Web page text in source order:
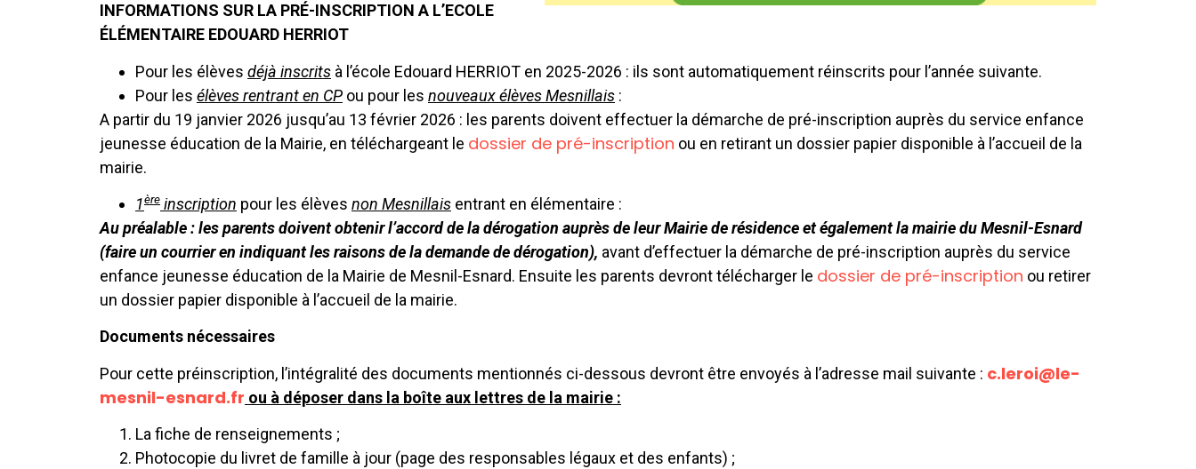
INFORMATIONS SUR LA PRÉ-INSCRIPTION A L’ECOLE
ÉLÉMENTAIRE EDOUARD HERRIOT
Pour les élèves déjà inscrits à l’école Edouard HERRIOT en 2025-2026 : ils sont automatiquement réinscrits pour l’année suivante.
Pour les élèves rentrant en CP ou pour les nouveaux élèves Mesnillais :
A partir du 19 janvier 2026 jusqu’au 13 février 2026 : les parents doivent effectuer la démarche de pré-inscription auprès du service enfance
jeunesse éducation de la Mairie, en téléchargeant le dossier de pré-inscription ou en retirant un dossier papier disponible à l’accueil de la
mairie.
1ère inscription pour les élèves non Mesnillais entrant en élémentaire :
Au préalable : les parents doivent obtenir l’accord de la dérogation auprès de leur Mairie de résidence et également la mairie du Mesnil-Esnard
(faire un courrier en indiquant les raisons de la demande de dérogation), avant d’effectuer la démarche de pré-inscription auprès du service
enfance jeunesse éducation de la Mairie de Mesnil-Esnard. Ensuite les parents devront télécharger le dossier de pré-inscription ou retirer
un dossier papier disponible à l’accueil de la mairie.
Documents nécessaires
Pour cette préinscription, l’intégralité des documents mentionnés ci-dessous devront être envoyés à l’adresse mail suivante : c.leroi@le-
mesnil-esnard.fr ou à déposer dans la boîte aux lettres de la mairie :
La fiche de renseignements ;
Photocopie du livret de famille à jour (page des responsables légaux et des enfants) ;